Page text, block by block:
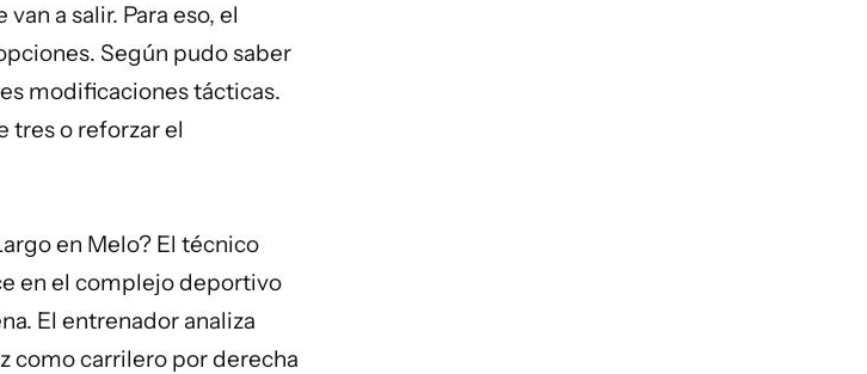
a salir. Para eso, el
Según pudo saber
modificaciones tácticas.
tres o reforzar el
en Melo? El técnico
en el complejo deportivo
El entrenador analiza
como carrilero por derecha